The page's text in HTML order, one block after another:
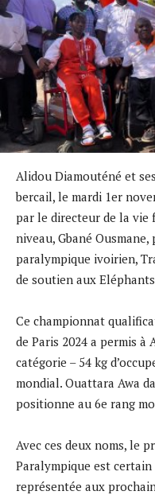
Alidou Diamouténé et
bercail, le mardi 1er
par le directeur de la vie
niveau, Gbané
paralympique ivoirien,
de soutien aux Eléphants
Ce championnat
de Paris 2024 a permis à
catégorie – 54 kg
mondial. Ouattara Awa
positionne au 6e rang
Avec ces deux noms, le
Paralympique est certain
représentée aux